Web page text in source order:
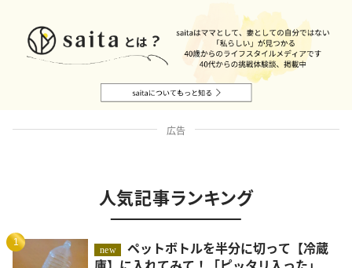
広告
人気記事ランキング
1
new
ペットボトルを半分に切って【冷蔵